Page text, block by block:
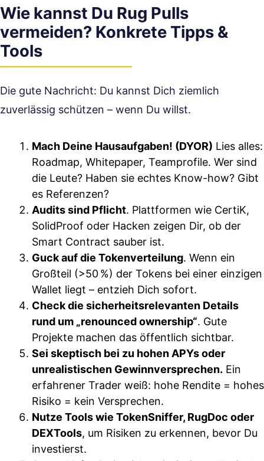
Wie kannst Du Rug Pulls
vermeiden? Konkrete Tipps &
Tools
Die gute Nachricht: Du kannst Dich ziemlich
zuverlässig schützen – wenn Du willst.
Mach Deine Hausaufgaben! (DYOR) Lies alles:
Roadmap, Whitepaper, Teamprofile. Wer sind
die Leute? Haben sie echtes Know-how? Gibt
es Referenzen?
Audits sind Pflicht. Plattformen wie CertiK,
SolidProof oder Hacken zeigen Dir, ob der
Smart Contract sauber ist.
Guck auf die Tokenverteilung. Wenn ein
Großteil (>50 %) der Tokens bei einer einzigen
Wallet liegt – entzieh Dich sofort.
Check die sicherheitsrelevanten Details
rund um „renounced ownership“. Gute
Projekte machen das öffentlich sichtbar.
Sei skeptisch bei zu hohen APYs oder
unrealistischen Gewinnversprechen. Ein
erfahrener Trader weiß: hohe Rendite = hohes
Risiko = kein Versprechen.
Nutze Tools wie TokenSniffer, RugDoc oder
DEXTools, um Risiken zu erkennen, bevor Du
investierst.